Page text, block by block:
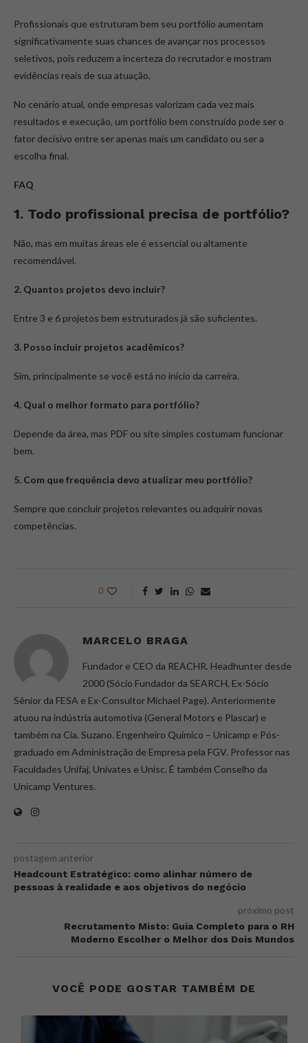
Profissionais que estruturam bem seu portfólio aumentam
significativamente suas chances de avançar nos processos
seletivos, pois reduzem a incerteza do recrutador e mostram
evidências reais de sua atuação.
No cenário atual, onde empresas valorizam cada vez mais
resultados e execução, um portfólio bem construído pode ser o
fator decisivo entre ser apenas mais um candidato ou ser a
escolha final.
FAQ
1. Todo profissional precisa de portfólio?
Não, mas em muitas áreas ele é essencial ou altamente
recomendável.
2. Quantos projetos devo incluir?
Entre 3 e 6 projetos bem estruturados já são suficientes.
3. Posso incluir projetos acadêmicos?
Sim, principalmente se você está no início da carreira.
4. Qual o melhor formato para portfólio?
Depende da área, mas PDF ou site simples costumam funcionar
bem.
5. Com que frequência devo atualizar meu portfólio?
Sempre que concluir projetos relevantes ou adquirir novas
competências.
0
MARCELO BRAGA
Fundador e CEO da REACHR. Headhunter desde
2000 (Sócio Fundador da SEARCH, Ex-Sócio
Sênior da FESA e Ex-Consultor Michael Page). Anteriormente
atuou na indústria automotiva (General Motors e Plascar) e
também na Cia. Suzano. Engenheiro Químico – Unicamp e Pós-
graduado em Administração de Empresa pela FGV. Professor nas
Faculdades Unifaj, Univates e Unisc. É também Conselho da
Unicamp Ventures.
postagem anterior
Headcount Estratégico: como alinhar número de
pessoas à realidade e aos objetivos do negócio
próximo post
Recrutamento Misto: Guia Completo para o RH
Moderno Escolher o Melhor dos Dois Mundos
VOCÊ PODE GOSTAR TAMBÉM DE